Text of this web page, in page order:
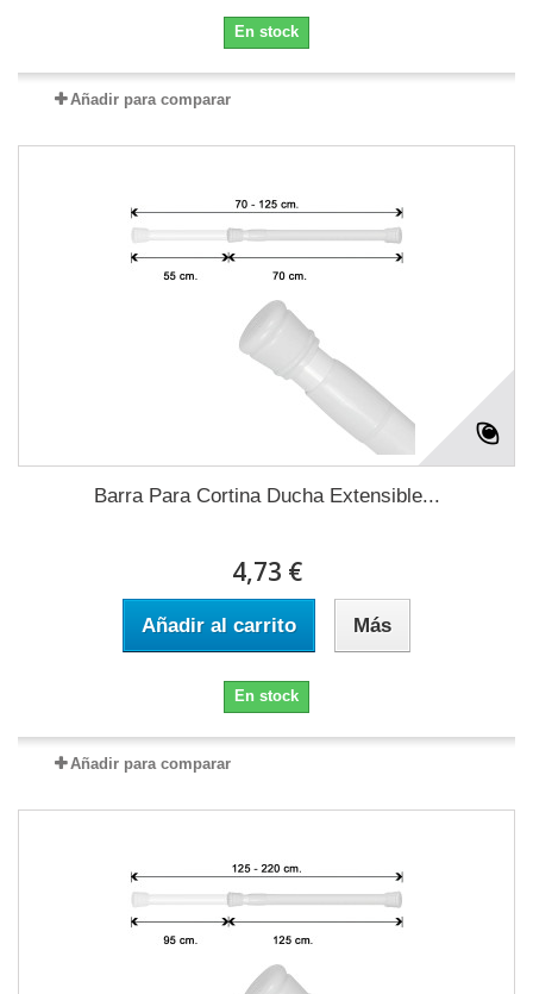
En stock
Añadir para comparar
Barra Para Cortina Ducha Extensible...
4,73 €
Añadir al carrito Más
En stock
Añadir para comparar